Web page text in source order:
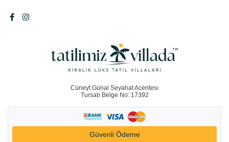
Cüneyt Günal Seyahat Acentesı
Tursab Belge No: 17392
Güvenli Ödeme